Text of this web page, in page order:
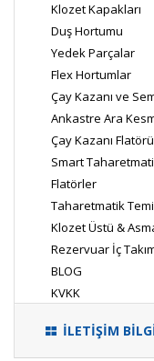
Klozet Kapakları
Duş Hortumu
Yedek Parçalar
Flex Hortumlar
Çay Kazanı ve
Ankastre Ara
Çay Kazanı Flatörü
Smart
Flatörler
Taharetmatik
Klozet Üstü &
Rezervuar İç
BLOG
KVKK
İLETİŞİM